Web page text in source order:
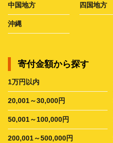
中国地方 四国地方
沖縄
寄付金額から探す
1万円以内
20,001～30,000円
50,001～100,000円
200,001～500,000円